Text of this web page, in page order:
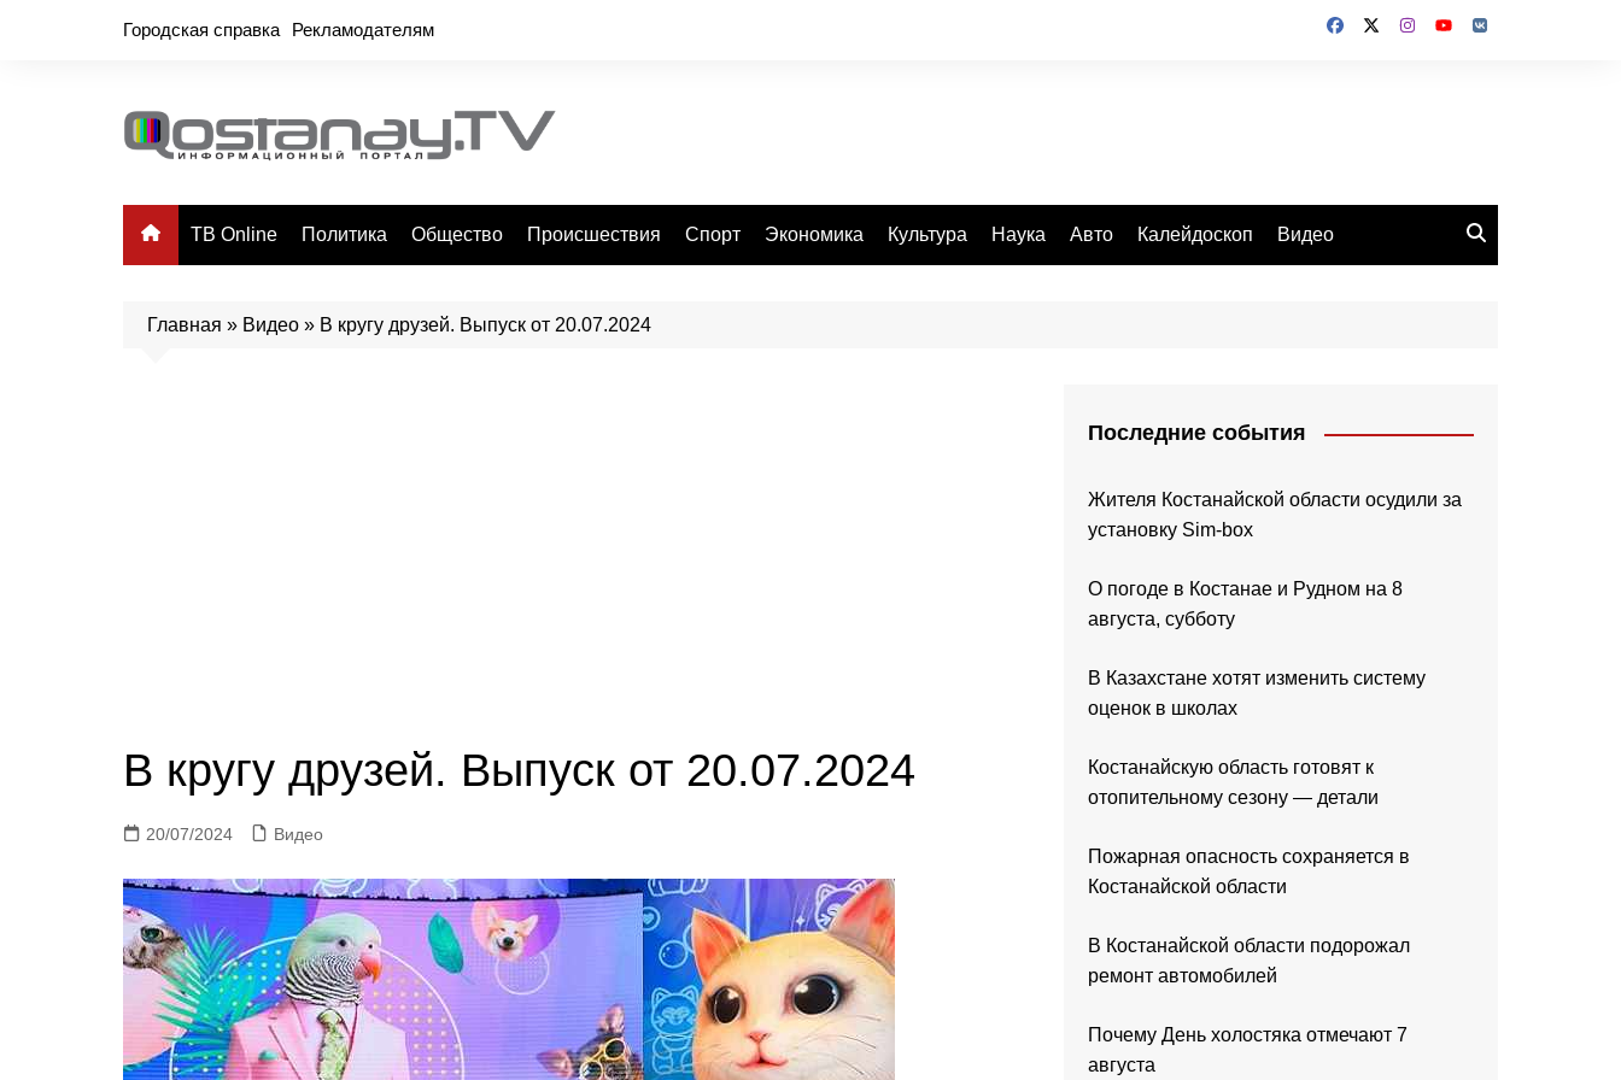
Городская справка Рекламодателям
ТВ Online Политика Общество Происшествия Спорт Экономика Культура Наука Авто Калейдоскоп Видео
Главная » Видео » В кругу друзей. Выпуск от 20.07.2024
В кругу друзей. Выпуск от 20.07.2024
20/07/2024 Видео
Последние события
Жителя Костанайской области осудили за
установку Sim-box
О погоде в Костанае и Рудном на 8
августа, субботу
В Казахстане хотят изменить систему
оценок в школах
Костанайскую область готовят к
отопительному сезону — детали
Пожарная опасность сохраняется в
Костанайской области
В Костанайской области подорожал
ремонт автомобилей
Почему День холостяка отмечают 7
августа